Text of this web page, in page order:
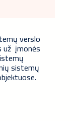
verslo
už įmonės
sistemų